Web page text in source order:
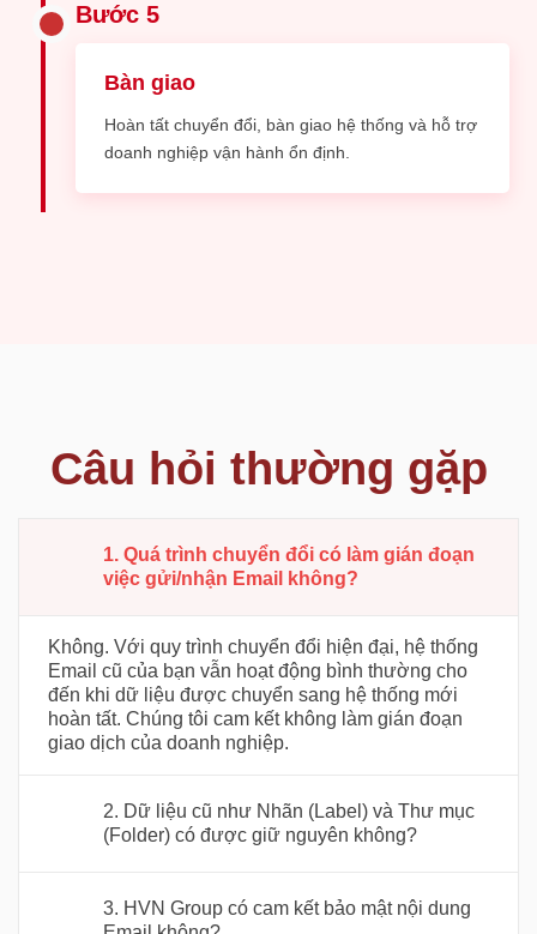
Bước 5
Bàn giao
Hoàn tất chuyển đổi, bàn giao hệ thống và hỗ trợ
doanh nghiệp vận hành ổn định.
Câu hỏi thường gặp
1. Quá trình chuyển đổi có làm gián đoạn
việc gửi/nhận Email không?
Không. Với quy trình chuyển đổi hiện đại, hệ thống
Email cũ của bạn vẫn hoạt động bình thường cho
đến khi dữ liệu được chuyển sang hệ thống mới
hoàn tất. Chúng tôi cam kết không làm gián đoạn
giao dịch của doanh nghiệp.
2. Dữ liệu cũ như Nhãn (Label) và Thư mục
(Folder) có được giữ nguyên không?
3. HVN Group có cam kết bảo mật nội dung